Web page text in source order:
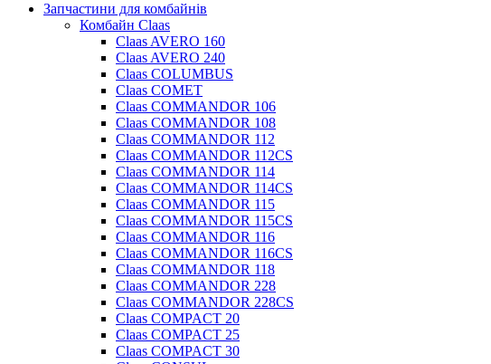
Запчастини для комбайнів
Комбайн Claas
Claas AVERO 160
Claas AVERO 240
Claas COLUMBUS
Claas COMET
Claas COMMANDOR 106
Claas COMMANDOR 108
Claas COMMANDOR 112
Claas COMMANDOR 112CS
Claas COMMANDOR 114
Claas COMMANDOR 114CS
Claas COMMANDOR 115
Claas COMMANDOR 115CS
Claas COMMANDOR 116
Claas COMMANDOR 116CS
Claas COMMANDOR 118
Claas COMMANDOR 228
Claas COMMANDOR 228CS
Claas COMPACT 20
Claas COMPACT 25
Claas COMPACT 30